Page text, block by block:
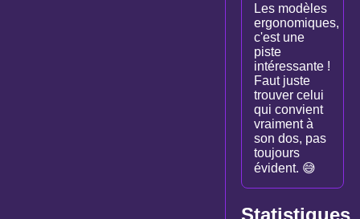
Les modèles
ergonomiques,
c'est une
piste
intéressante !
Faut juste
trouver celui
qui convient
vraiment à
son dos, pas
toujours
évident. 😅